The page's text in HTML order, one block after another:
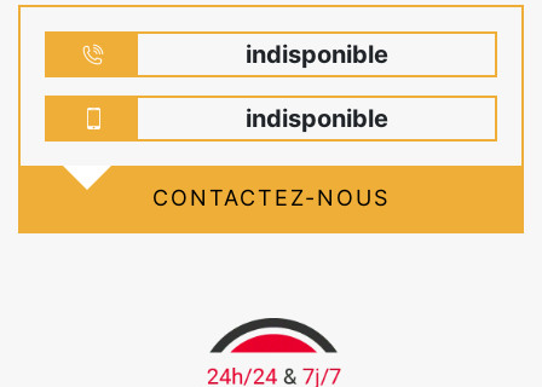
indisponible
indisponible
CONTACTEZ-NOUS